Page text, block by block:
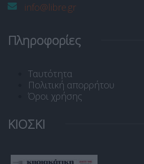
info@libre.gr
Πληροφορίες
Ταυτότητα
Πολιτική απορρήτου
Όροι χρήσης
ΚΙΟΣΚΙ